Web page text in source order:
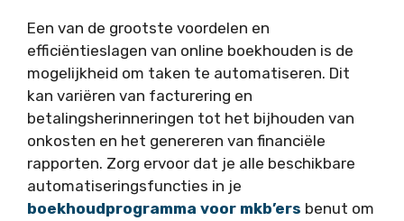
Een van de grootste voordelen en
efficiëntieslagen van online boekhouden is de
mogelijkheid om taken te automatiseren. Dit
kan variëren van facturering en
betalingsherinneringen tot het bijhouden van
onkosten en het genereren van financiële
rapporten. Zorg ervoor dat je alle beschikbare
automatiseringsfuncties in je
boekhoudprogramma voor mkb’ers benut om